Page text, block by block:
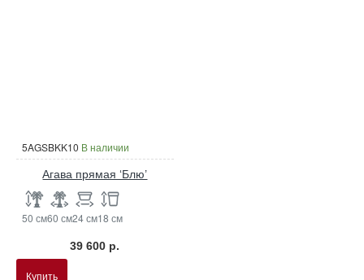
5AGSBKK10 В наличии
Агава прямая ‘Блю’
50 см60 см24 см18 см
39 600 р.
Купить